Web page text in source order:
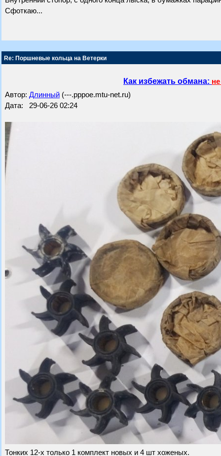
Сфоткаю...
Re: Поршневые кольца на Ветерки
Как избежать обмана:
Автор: Длинный (---.pppoe.mtu-net.ru)
Дата: 29-06-26 02:24
Тонких 12-х только 1 комплект новых и 4 шт хоженых.